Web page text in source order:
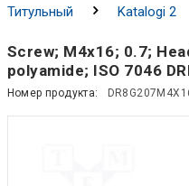
Титульный Katalogi 2
Screw; M4x16; 0.7;
polyamide; ISO 7046
Номер продукта: